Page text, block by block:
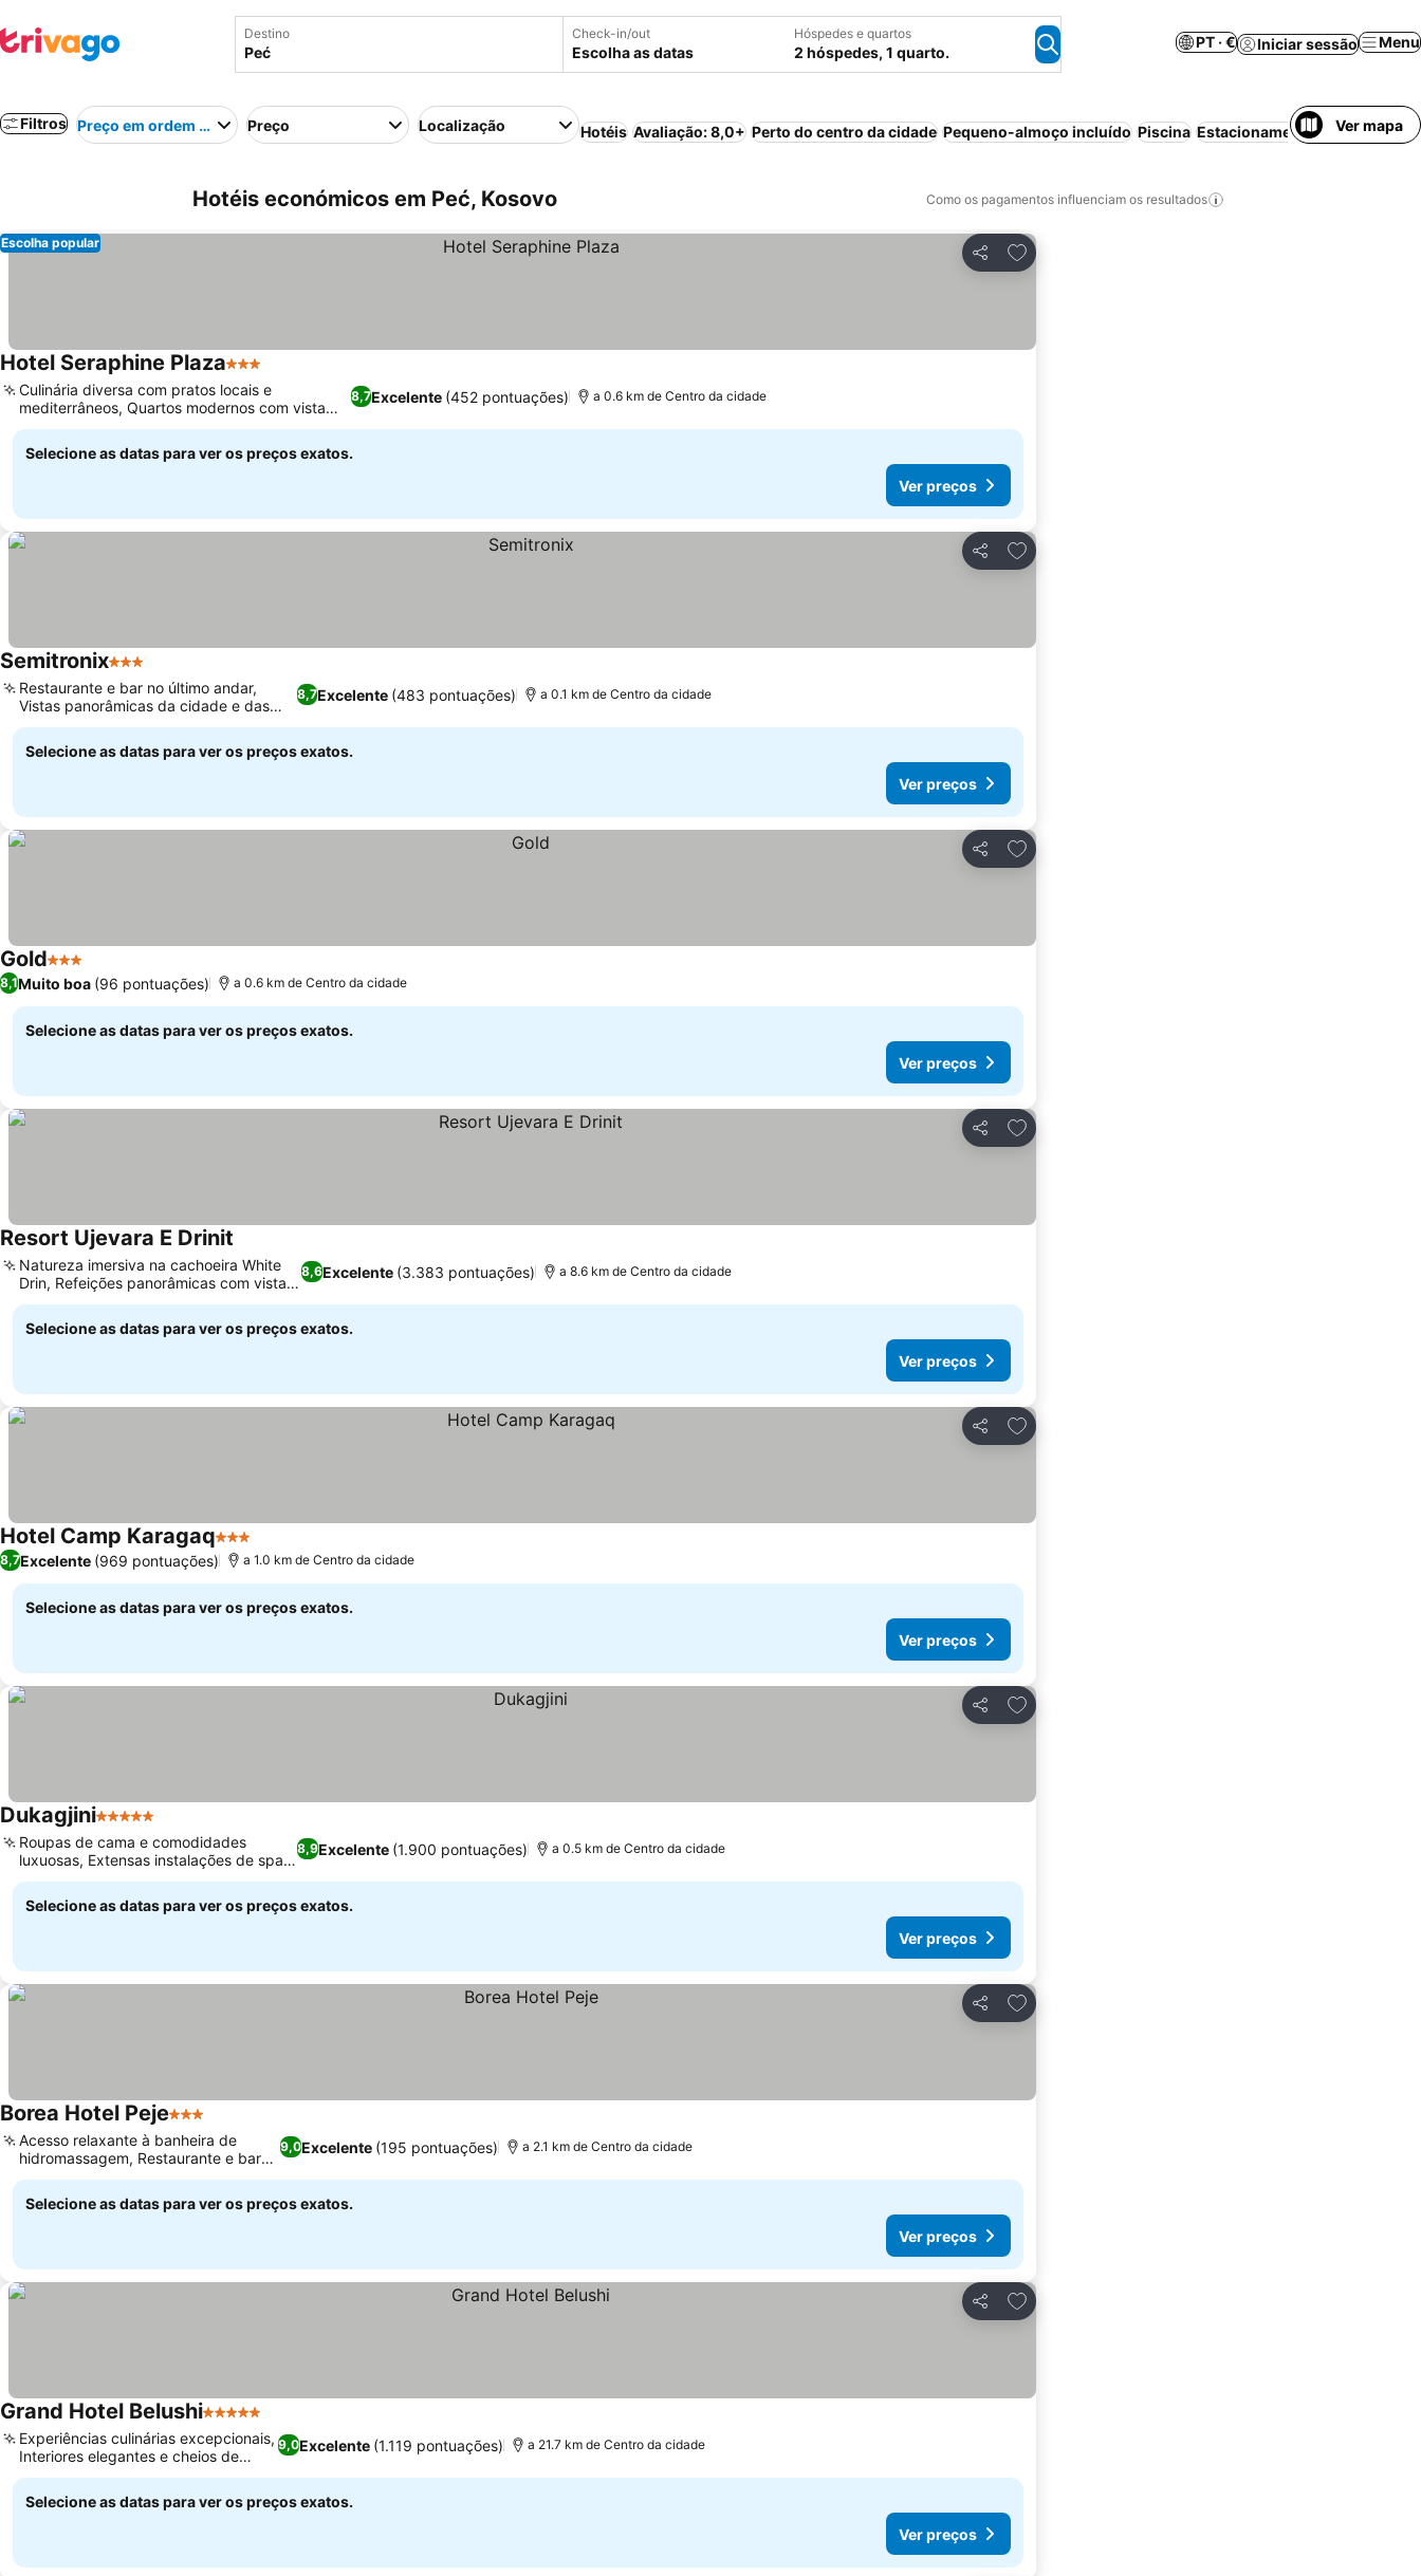
Destino Check-in/out
Escolha as datas
Hóspedes e quartos
2 hóspedes, 1 quarto.
PT · € Iniciar sessão Menu
Filtros Preço em ordem crescentePreço Localização Hotéis Avaliação: 8,0+ Perto do centro da cidade Pequeno-almoço incluído Piscina Estacionamento Aparthotel
Ver mapa
Hotéis económicos em Peć, Kosovo Como os pagamentos influenciam os resultados
Partilhar
Adicionar aos favoritos
Escolha popular
Hotel Seraphine Plaza3 Estrelas
8,7Excelente (452 pontuações)
Culinária diversa com pratos locais e
mediterrâneos, Quartos modernos com vista
para a cidade ou montanha
a 0.6 km de Centro da cidade
Selecione as datas para ver os preços exatos.
Ver preços
Partilhar
Adicionar aos favoritos
Semitronix3 Estrelas
8,7Excelente (483 pontuações)
Restaurante e bar no último andar,
Vistas panorâmicas da cidade e das
montanhas
a 0.1 km de Centro da cidade
Selecione as datas para ver os preços exatos.
Ver preços
Partilhar
Adicionar aos favoritos
Gold3 Estrelas
8,1Muito boa (96 pontuações) a 0.6 km de Centro da cidade
Selecione as datas para ver os preços exatos.
Ver preços
Partilhar
Adicionar aos favoritos
Resort Ujevara E Drinit
8,6Excelente (3.383 pontuações)
Natureza imersiva na cachoeira White
Drin, Refeições panorâmicas com vista
para o rio
a 8.6 km de Centro da cidade
Selecione as datas para ver os preços exatos.
Ver preços
Partilhar
Adicionar aos favoritos
Hotel Camp Karagaq3 Estrelas
8,7Excelente (969 pontuações) a 1.0 km de Centro da cidade
Selecione as datas para ver os preços exatos.
Ver preços
Partilhar
Adicionar aos favoritos
Dukagjini5 Estrelas
8,9Excelente (1.900 pontuações)
Roupas de cama e comodidades
luxuosas, Extensas instalações de spa e
bem-estar
a 0.5 km de Centro da cidade
Selecione as datas para ver os preços exatos.
Ver preços
Partilhar
Adicionar aos favoritos
Borea Hotel Peje3 Estrelas
9,0Excelente (195 pontuações)
Acesso relaxante à banheira de
hidromassagem, Restaurante e bar
no local
a 2.1 km de Centro da cidade
Selecione as datas para ver os preços exatos.
Ver preços
Partilhar
Adicionar aos favoritos
Grand Hotel Belushi5 Estrelas
9,0Excelente (1.119 pontuações)
Experiências culinárias excepcionais,
Interiores elegantes e cheios de
estilo
a 21.7 km de Centro da cidade
Selecione as datas para ver os preços exatos.
Ver preços